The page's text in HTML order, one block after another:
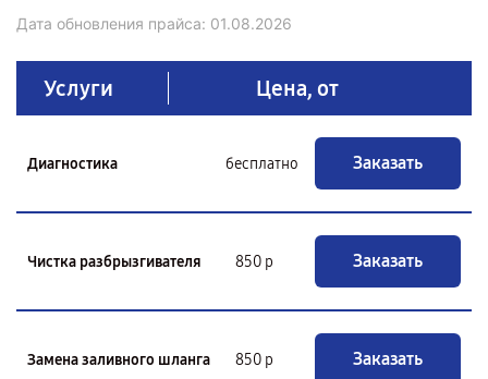
Дата обновления прайса: 01.08.2026
Услуги Цена, от
Диагностика бесплатно Заказать
Чистка разбрызгивателя 850 р Заказать
Замена заливного шланга 850 р Заказать